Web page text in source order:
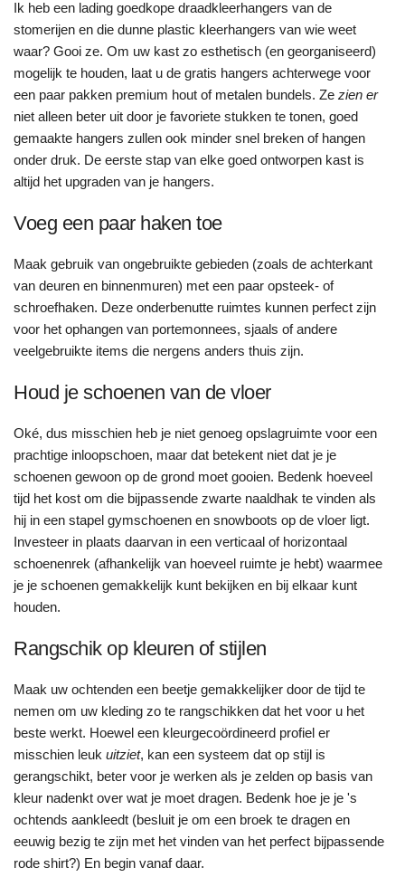
Ik heb een lading goedkope draadkleerhangers van de
stomerijen en die dunne plastic kleerhangers van wie weet
waar? Gooi ze. Om uw kast zo esthetisch (en georganiseerd)
mogelijk te houden, laat u de gratis hangers achterwege voor
een paar pakken premium hout of metalen bundels. Ze zien er
niet alleen beter uit door je favoriete stukken te tonen, goed
gemaakte hangers zullen ook minder snel breken of hangen
onder druk. De eerste stap van elke goed ontworpen kast is
altijd het upgraden van je hangers.
Voeg een paar haken toe
Maak gebruik van ongebruikte gebieden (zoals de achterkant
van deuren en binnenmuren) met een paar opsteek- of
schroefhaken. Deze onderbenutte ruimtes kunnen perfect zijn
voor het ophangen van portemonnees, sjaals of andere
veelgebruikte items die nergens anders thuis zijn.
Houd je schoenen van de vloer
Oké, dus misschien heb je niet genoeg opslagruimte voor een
prachtige inloopschoen, maar dat betekent niet dat je je
schoenen gewoon op de grond moet gooien. Bedenk hoeveel
tijd het kost om die bijpassende zwarte naaldhak te vinden als
hij in een stapel gymschoenen en snowboots op de vloer ligt.
Investeer in plaats daarvan in een verticaal of horizontaal
schoenenrek (afhankelijk van hoeveel ruimte je hebt) waarmee
je je schoenen gemakkelijk kunt bekijken en bij elkaar kunt
houden.
Rangschik op kleuren of stijlen
Maak uw ochtenden een beetje gemakkelijker door de tijd te
nemen om uw kleding zo te rangschikken dat het voor u het
beste werkt. Hoewel een kleurgecoördineerd profiel er
misschien leuk uitziet, kan een systeem dat op stijl is
gerangschikt, beter voor je werken als je zelden op basis van
kleur nadenkt over wat je moet dragen. Bedenk hoe je je 's
ochtends aankleedt (besluit je om een broek te dragen en
eeuwig bezig te zijn met het vinden van het perfect bijpassende
rode shirt?) En begin vanaf daar.